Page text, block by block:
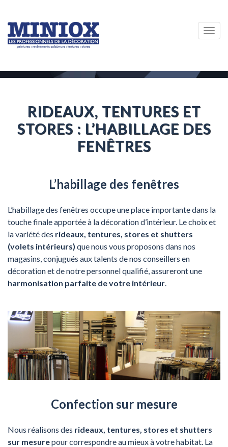
RIDEAUX, TENTURES ET
STORES : L’HABILLAGE DES
FENÊTRES
L’habillage des fenêtres
L’habillage des fenêtres occupe une place importante dans la
touche finale apportée à la décoration d’intérieur. Le choix et
la variété des rideaux, tentures, stores et shutters
(volets intérieurs) que nous vous proposons dans nos
magasins, conjugués aux talents de nos conseillers en
décoration et de notre personnel qualifié, assureront une
harmonisation parfaite de votre intérieur.
Confection sur mesure
Nous réalisons des rideaux, tentures, stores et shutters
sur mesurepour correspondre au mieux à votre habitat. La